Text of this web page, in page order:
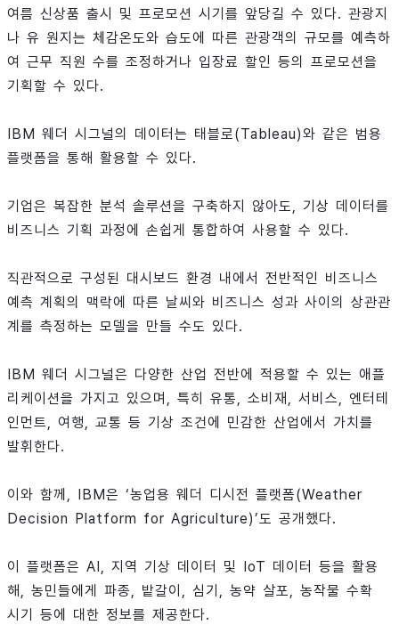
여름 신상품 출시 및 프로모션 시기를 앞당길 수 있다. 관광지
나 유 원지는 체감온도와 습도에 따른 관광객의 규모를 예측하
여 근무 직원 수를 조정하거나 입장료 할인 등의 프로모션을
기획할 수 있다.
IBM 웨더 시그널의 데이터는 태블로(Tableau)와 같은 범용
플랫폼을 통해 활용할 수 있다.
기업은 복잡한 분석 솔루션을 구축하지 않아도, 기상 데이터를
비즈니스 기획 과정에 손쉽게 통합하여 사용할 수 있다.
직관적으로 구성된 대시보드 환경 내에서 전반적인 비즈니스
예측 계획의 맥락에 따른 날씨와 비즈니스 성과 사이의 상관관
계를 측정하는 모델을 만들 수도 있다.
IBM 웨더 시그널은 다양한 산업 전반에 적용할 수 있는 애플
리케이션을 가지고 있으며, 특히 유통, 소비재, 서비스, 엔터테
인먼트, 여행, 교통 등 기상 조건에 민감한 산업에서 가치를
발휘한다.
이와 함께, IBM은 ‘농업용 웨더 디시전 플랫폼(Weather
Decision Platform for Agriculture)’도 공개했다.
이 플랫폼은 AI, 지역 기상 데이터 및 IoT 데이터 등을 활용
해, 농민들에게 파종, 밭갈이, 심기, 농약 살포, 농작물 수확
시기 등에 대한 정보를 제공한다.